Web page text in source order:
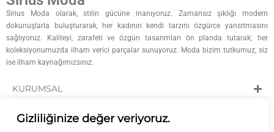
Gizliliğinize değer veriyoruz.
Sirius Moda olarak, stilin gücüne inanıyoruz. Zamansız şıklığı modern
dokunuşlarla buluşturarak, her kadının kendi tarzını özgürce yansıtmasını
sağlıyoruz. Kaliteyi, zarafeti ve özgün tasarımları ön planda tutarak; her
koleksiyonumuzda ilham verici parçalar sunuyoruz. Moda bizim tutkumuz, siz
ise ilham kaynağımızsınız.
KURUMSAL
KATEGORİLER